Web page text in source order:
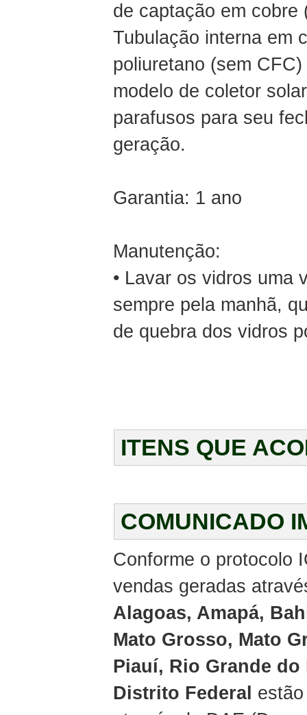
de captação em
Tubulação interna em
poliuretano (sem
modelo de coletor
parafusos para seu
geração.
Garantia: 1 ano
Manutenção:
• Lavar os vidros uma
sempre pela manhã,
de quebra dos vidros
ITENS QUE
COMUNICADO
Conforme o protocolo
vendas geradas
Alagoas, Amapá,
Mato Grosso, Mato
Piauí, Rio Grande
Distrito Federal